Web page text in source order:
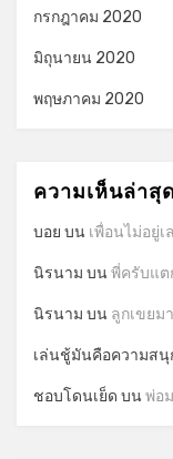
กรกฎาคม 2020
มิถุนายน 2020
พฤษภาคม 2020
ความเห็นล่าสุด
บอย บน เพื่อนไม่อยู่เ
นิรนาม บนพี่ครับแต
นิรนาม บน ลูกเขยม
เล่นชู้มันคือความสนุ
ชอบโดนเย็ด บนพ่อ